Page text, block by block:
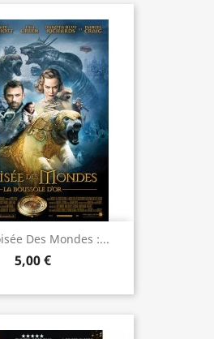
Des Mondes :...
5,00 €